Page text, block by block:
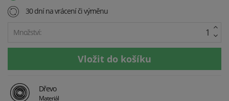
30 dní na vrácení či výměnu
Množství:
Dřevo
Materiál